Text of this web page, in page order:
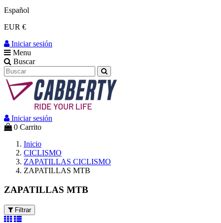
Español
EUR €
Iniciar sesión
Menu
Buscar
Iniciar sesión
0 Carrito
Inicio
CICLISMO
ZAPATILLAS CICLISMO
ZAPATILLAS MTB
ZAPATILLAS MTB
Filtrar